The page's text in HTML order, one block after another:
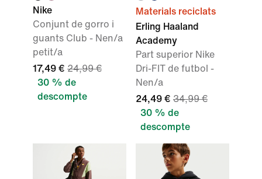
Nike
Conjunt de gorro i
guants Club - Nen/a
petit/a
17,49 € 24,99 €
30 % de
descompte
Materials reciclats
Erling Haaland
Academy
Part superior Nike
Dri-FIT de futbol -
Nen/a
24,49 € 34,99 €
30 % de
descompte